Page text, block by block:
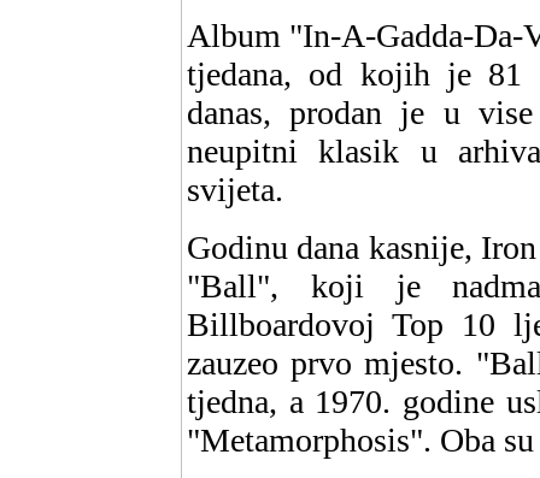
Album "In-A-Gadda-Da-
tjedana, od kojih je 81
danas, prodan je u
neupitni klasik u
svijeta.
Godinu dana kasnije,
"Ball", koji je
Billboardovoj Top 10
zauzeo prvo mjesto.
tjedna, a 1970. godine
"Metamorphosis". Oba